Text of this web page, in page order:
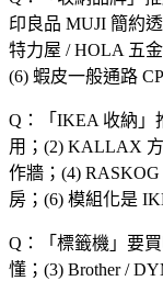
印良品 MUJI 簡約
特力屋 / HOLA 五
(6) 蝦皮一般通路
Q：「 IKEA 收納 」
用；(2) KALLAX
作牆；(4)
房；(6) 模組化是
Q：「 標籤機 」要
懂；(3) Brother /